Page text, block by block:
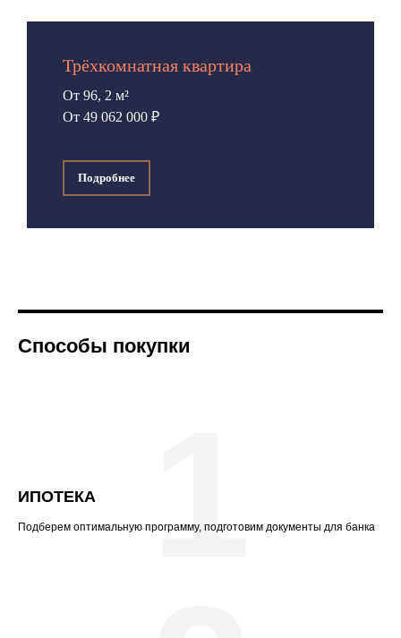
Трёхкомнатная квартира
От 96, 2 м²
От 49 062 000 ₽
Подробнее
Способы покупки
ИПОТЕКА
Подберем оптимальную программу, подготовим документы для банка
1